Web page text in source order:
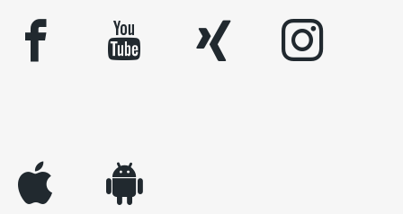
facebook youtube xing instagram
appleinc android